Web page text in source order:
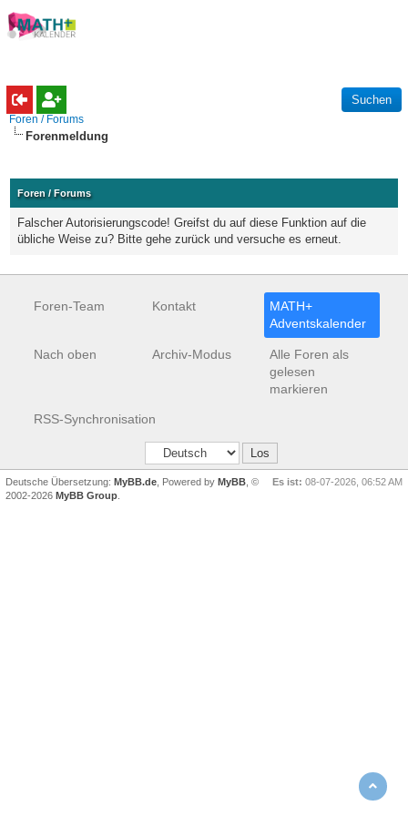
Foren / Forums
Forenmeldung
Foren / Forums
Falscher Autorisierungscode! Greifst du auf diese Funktion auf die
übliche Weise zu? Bitte gehe zurück und versuche es erneut.
Foren-Team Kontakt
MATH+
Adventskalender
Nach oben Archiv-Modus
Alle Foren als
gelesen
markieren
RSS-Synchronisation
Es ist: 08-07-2026, 06:52 AM
Deutsche Übersetzung: MyBB.de , Powered by MyBB , ©
2002-2026 MyBB Group